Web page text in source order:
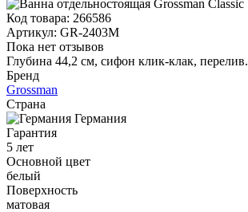
Код товара: 266586
Артикул: GR-2403M
Пока нет отзывов
Глубина 44,2 см, сифон клик-клак, перелив.
Бренд
Grossman
Страна
Германия
Гарантия
5 лет
Основной цвет
белый
Поверхность
матовая